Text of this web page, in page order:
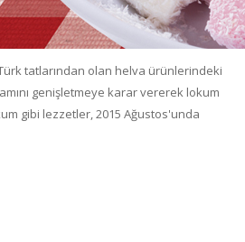
tatlarından olan helva ürünlerindeki
genişletmeye karar vererek lokum
gibi lezzetler, 2015 Ağustos'unda